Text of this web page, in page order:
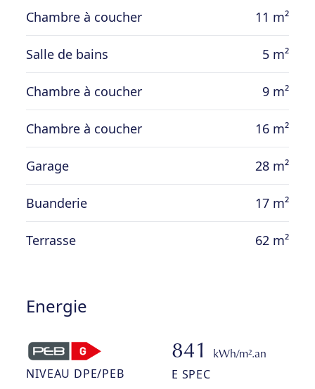
chauffage central au mazout
Prix: 225 000€ (sous réserve d’acceptation
des propriétaires).
Chambre à coucher 11 m²
Salle de bains 5 m²
Chambre à coucher 9 m²
Chambre à coucher 16 m²
Garage 28 m²
Buanderie 17 m²
Terrasse 62 m²
Energie
NIVEAU DPE/PEB
841 kWh/m².an
E SPEC